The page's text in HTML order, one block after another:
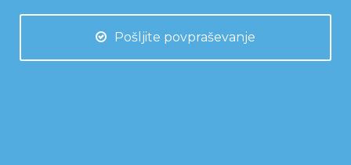
Pošljite povpraševanje